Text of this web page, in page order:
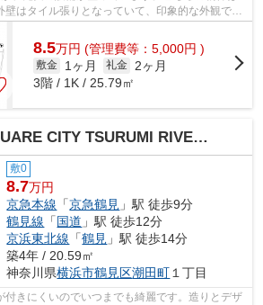
壁はタイル張りとなっていて、印象的な外観で
8.5万円 (管理費等：5,000円 )
敷金 1ヶ月 礼金
2ヶ月
3階 / 1K / 25.79㎡
CITY TSURUMI RIVERSIDE
敷0
8.7万円
京急本線 「京急鶴見 」駅 徒歩9分
鶴見線 「国道 」駅 徒歩12分
京浜東北線 「鶴見 」駅 徒歩14分
築4年 / 20.59㎡
神奈川県横浜市鶴見区潮田町 １丁目
付きにくいのでいつまでも綺麗です。造りとデザ